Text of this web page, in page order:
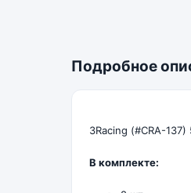
Подробное
3Racing (#CRA-
В комплекте: